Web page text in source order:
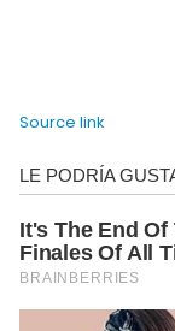
Source link